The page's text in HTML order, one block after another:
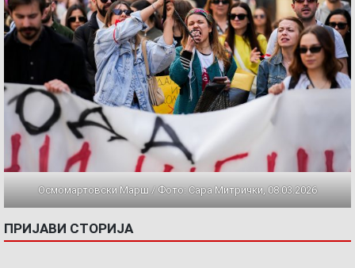
Осмомартовски Марш / Фото: Сара Митрички, 08.03.2026
ПРИЈАВИ СТОРИЈА